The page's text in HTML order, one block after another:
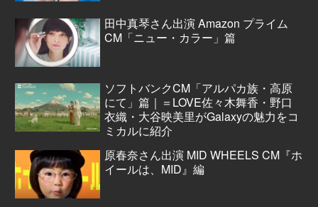
田中真琴さん出演 Amazon プライム
CM「ニュー・カラー」篇
ソフトバンクCM「アルパカ族・高原
にて」篇｜＝LOVE佐々木舞香・野口
衣織・大谷映美里がGalaxyの魅力をコ
ミカルに紹介
原春奈さん出演 MID WHEELS CM『ホ
イールは、MID』編